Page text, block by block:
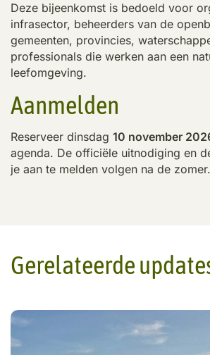
Deze bijeenkomst is bedoeld voor
infrasector, beheerders van de
gemeenten, provincies,
professionals die werken aan een
leefomgeving.
Aanmelden
Reserveer dinsdag 10 november
agenda. De officiële uitnodiging en
je aan te melden volgen na de zomer.
Gerelateerde